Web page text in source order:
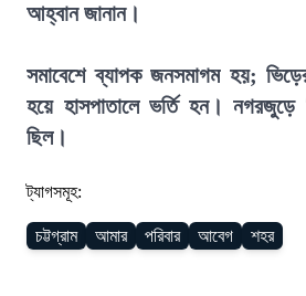
আহ্বান জানান।
সমাবেশে ব্যাপক জনসমাগম হয়;
হয়ে হাসপাতালে ভর্তি হন। নগরজুড়ে
ছিল।
ট্যাগসমূহ:
চট্টগ্রাম আমার পরিবার আবেগ শহর